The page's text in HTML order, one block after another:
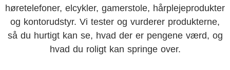
høretelefoner, elcykler, gamerstole, hårplejeprodukter
og kontorudstyr. Vi tester og vurderer produkterne,
så du hurtigt kan se, hvad der er pengene værd, og
hvad du roligt kan springe over.